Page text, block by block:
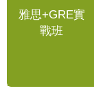
雅思+GRE實
戰班